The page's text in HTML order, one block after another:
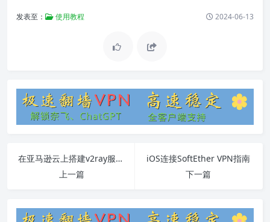
发表至： 使用教程 2024-06-13
在亚马逊云上搭建v2ray服务器的完整教程
上一篇
iOS连接SoftEther VPN指南
下一篇